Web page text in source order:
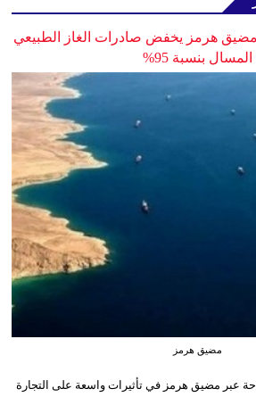
هرمز يخفض صادرات الغاز الطبيعي
المسال بنسبة 95%
مضيق هرمز
عبر مضيق هرمز في تأثيرات واسعة على التجارة